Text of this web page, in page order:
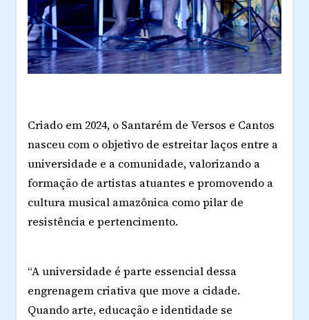
Criado em 2024, o Santarém de Versos e Cantos
nasceu com o objetivo de estreitar laços entre a
universidade e a comunidade, valorizando a
formação de artistas atuantes e promovendo a
cultura musical amazônica como pilar de
resistência e pertencimento.
“A universidade é parte essencial dessa
engrenagem criativa que move a cidade.
Quando arte, educação e identidade se